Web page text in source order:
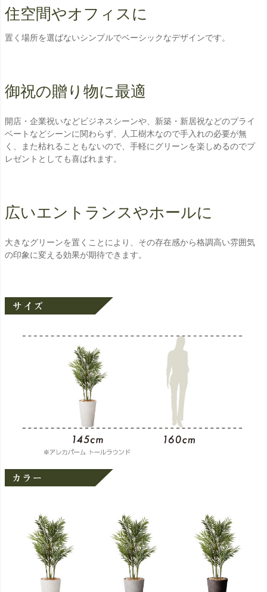
住空間やオフィスに
置く場所を選ばないシンプルでベーシックなデザインです。
御祝の贈り物に最適
開店・企業祝いなどビジネスシーンや、新築・新居祝などのプライ
ベートなどシーンに関わらず、人工樹木なので手入れの必要が無
く、また枯れることもないので、手軽にグリーンを楽しめるのでプ
レゼントとしても喜ばれます。
広いエントランスやホールに
大きなグリーンを置くことにより、その存在感から格調高い雰囲気
の印象に変える効果が期待できます。